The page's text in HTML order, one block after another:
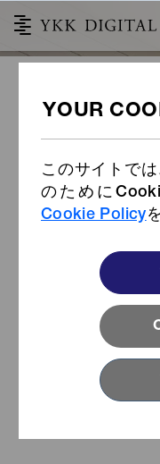
このサイトで
のために
Cookie Policy
ラ